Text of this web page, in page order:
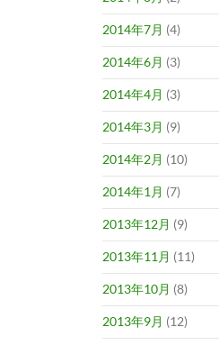
2014年7月 (4)
2014年6月 (3)
2014年4月 (3)
2014年3月 (9)
2014年2月 (10)
2014年1月 (7)
2013年12月 (9)
2013年11月 (11)
2013年10月 (8)
2013年9月 (12)